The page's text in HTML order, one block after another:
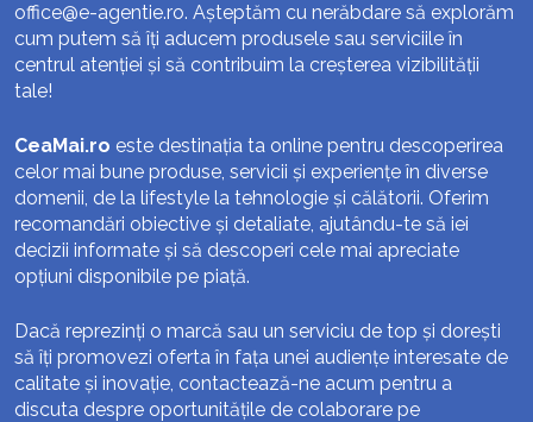
office@e-agentie.ro. Așteptăm cu nerăbdare să explorăm
cum putem să îți aducem produsele sau serviciile în
centrul atenției și să contribuim la creșterea vizibilității
tale!
CeaMai.ro este destinația ta online pentru descoperirea
celor mai bune produse, servicii și experiențe în diverse
domenii, de la lifestyle la tehnologie și călătorii. Oferim
recomandări obiective și detaliate, ajutându-te să iei
decizii informate și să descoperi cele mai apreciate
opțiuni disponibile pe piață.
Dacă reprezinți o marcă sau un serviciu de top și dorești
să îți promovezi oferta în fața unei audiențe interesate de
calitate și inovație, contactează-ne acum pentru a
discuta despre oportunitățile de colaborare pe